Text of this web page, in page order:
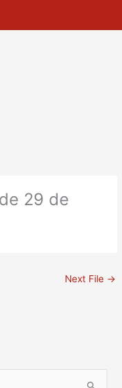
29 de
Next File →